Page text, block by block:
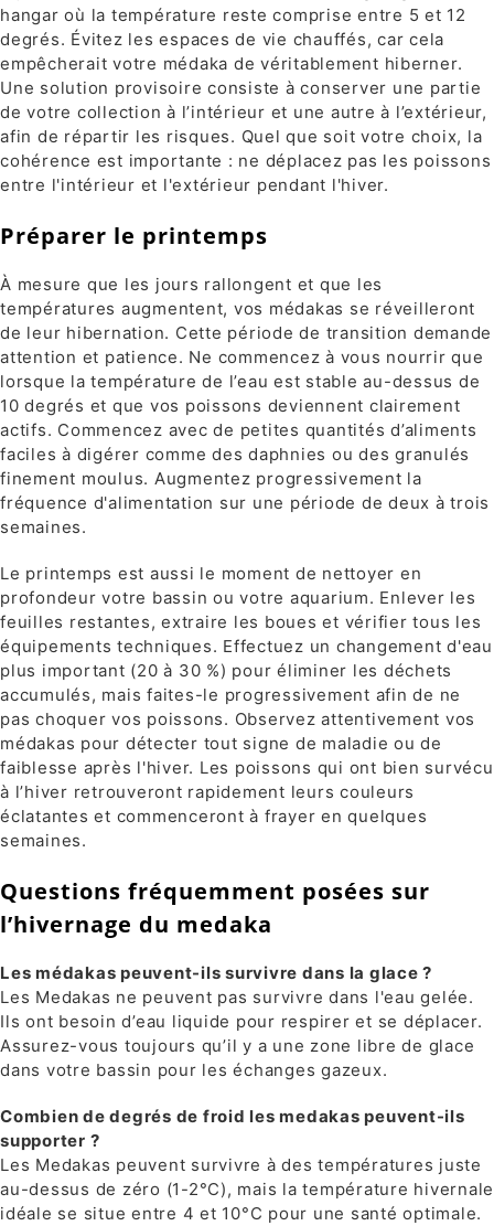
hangar où la température reste comprise entre 5 et 12
degrés. Évitez les espaces de vie chauffés, car cela
empêcherait votre médaka de véritablement hiberner.
Une solution provisoire consiste à conserver une partie
de votre collection à l’intérieur et une autre à l’extérieur,
afin de répartir les risques. Quel que soit votre choix, la
cohérence est importante : ne déplacez pas les poissons
entre l'intérieur et l'extérieur pendant l'hiver.
Préparer le printemps
À mesure que les jours rallongent et que les
températures augmentent, vos médakas se réveilleront
de leur hibernation. Cette période de transition demande
attention et patience. Ne commencez à vous nourrir que
lorsque la température de l’eau est stable au-dessus de
10 degrés et que vos poissons deviennent clairement
actifs. Commencez avec de petites quantités d’aliments
faciles à digérer comme des daphnies ou des granulés
finement moulus. Augmentez progressivement la
fréquence d'alimentation sur une période de deux à trois
semaines.
Le printemps est aussi le moment de nettoyer en
profondeur votre bassin ou votre aquarium. Enlever les
feuilles restantes, extraire les boues et vérifier tous les
équipements techniques. Effectuez un changement d'eau
plus important (20 à 30 %) pour éliminer les déchets
accumulés, mais faites-le progressivement afin de ne
pas choquer vos poissons. Observez attentivement vos
médakas pour détecter tout signe de maladie ou de
faiblesse après l'hiver. Les poissons qui ont bien survécu
à l’hiver retrouveront rapidement leurs couleurs
éclatantes et commenceront à frayer en quelques
semaines.
Questions fréquemment posées sur
l’hivernage du medaka
Les médakas peuvent-ils survivre dans la glace ?
Les Medakas ne peuvent pas survivre dans l'eau gelée.
Ils ont besoin d’eau liquide pour respirer et se déplacer.
Assurez-vous toujours qu’il y a une zone libre de glace
dans votre bassin pour les échanges gazeux.
Combien de degrés de froid les medakas peuvent-ils
supporter ?
Les Medakas peuvent survivre à des températures juste
au-dessus de zéro (1-2°C), mais la température hivernale
idéale se situe entre 4 et 10°C pour une santé optimale.